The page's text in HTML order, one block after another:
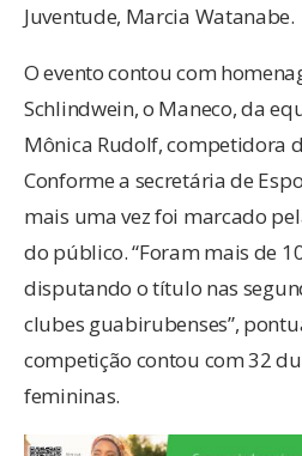
Juventude, Marcia Watanabe.
O evento contou com
Schlindwein, o Maneco, da
Mônica Rudolf, competidora
Conforme a secretária de
mais uma vez foi marcado
do público. “Foram mais de
disputando o título nas
clubes guabirubenses”,
competição contou com 32
femininas.